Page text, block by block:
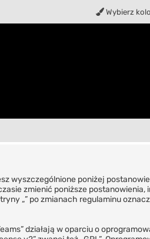
Wybierz
wyszczególnione poniżej
zmienić poniższe
„” po zmianach regulaminu
działają w oparciu o